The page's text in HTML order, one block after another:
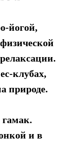
йогой,
клубах,
природе.
и в